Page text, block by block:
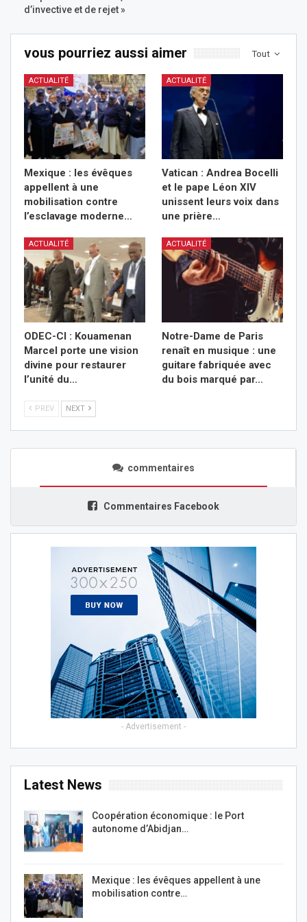
d’invective et de rejet »
Tout
vous pourriez aussi aimer
ACTUALITÉ
Mexique : les évêques
appellent à une
mobilisation contre
l’esclavage moderne…
ACTUALITÉ
Vatican : Andrea Bocelli
et le pape Léon XIV
unissent leurs voix dans
une prière…
ACTUALITÉ
ODEC-CI : Kouamenan
Marcel porte une vision
divine pour restaurer
l’unité du…
ACTUALITÉ
Notre-Dame de Paris
renaît en musique : une
guitare fabriquée avec
du bois marqué par…
PREV NEXT
commentaires
Commentaires Facebook
- Advertisement -
Latest News
Coopération économique : le Port
autonome d’Abidjan…
Mexique : les évêques appellent à une
mobilisation contre…